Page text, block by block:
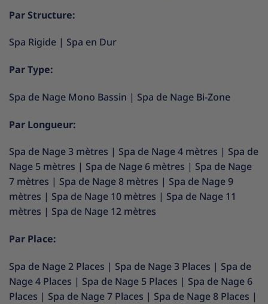
Par Structure:
Spa Rigide | Spa en Dur
Par Type:
Spa de Nage Mono Bassin | Spa de Nage Bi-Zone
Par Longueur:
Spa de Nage 3 mètres | Spa de Nage 4 mètres | Spa de
Nage 5 mètres | Spa de Nage 6 mètres | Spa de Nage
7 mètres | Spa de Nage 8 mètres | Spa de Nage 9
mètres | Spa de Nage 10 mètres | Spa de Nage 11
mètres | Spa de Nage 12 mètres
Par Place:
Spa de Nage 2 Places | Spa de Nage 3 Places | Spa de
Nage 4 Places | Spa de Nage 5 Places | Spa de Nage 6
Places | Spa de Nage 7 Places | Spa de Nage 8 Places |